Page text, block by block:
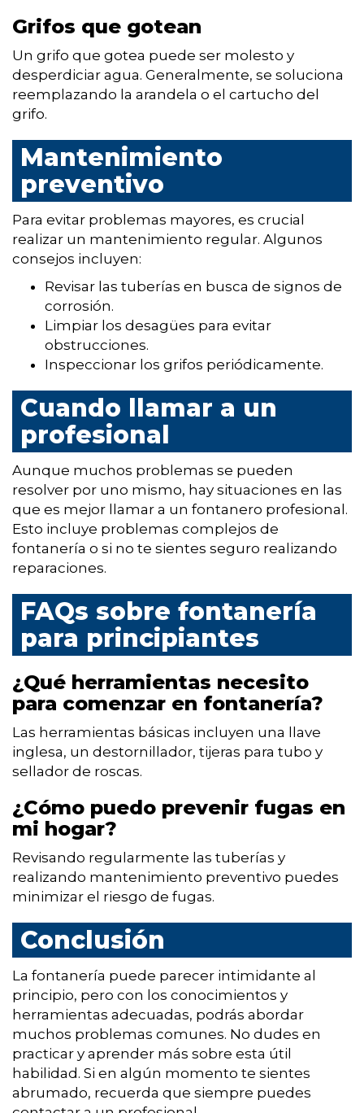
Grifos que gotean
Un grifo que gotea puede ser molesto y
desperdiciar agua. Generalmente, se soluciona
reemplazando la arandela o el cartucho del
grifo.
Mantenimiento
preventivo
Para evitar problemas mayores, es crucial
realizar un mantenimiento regular. Algunos
consejos incluyen:
Revisar las tuberías en busca de signos de
corrosión.
Limpiar los desagües para evitar
obstrucciones.
Inspeccionar los grifos periódicamente.
Cuando llamar a un
profesional
Aunque muchos problemas se pueden
resolver por uno mismo, hay situaciones en las
que es mejor llamar a un fontanero profesional.
Esto incluye problemas complejos de
fontanería o si no te sientes seguro realizando
reparaciones.
FAQs sobre fontanería
para principiantes
¿Qué herramientas necesito
para comenzar en fontanería?
Las herramientas básicas incluyen una llave
inglesa, un destornillador, tijeras para tubo y
sellador de roscas.
¿Cómo puedo prevenir fugas en
mi hogar?
Revisando regularmente las tuberías y
realizando mantenimiento preventivo puedes
minimizar el riesgo de fugas.
Conclusión
La fontanería puede parecer intimidante al
principio, pero con los conocimientos y
herramientas adecuadas, podrás abordar
muchos problemas comunes. No dudes en
practicar y aprender más sobre esta útil
habilidad. Si en algún momento te sientes
abrumado, recuerda que siempre puedes